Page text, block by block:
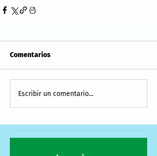
Comentarios
Escribir un comentario...